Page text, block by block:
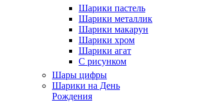
Шарики пастель
Шарики металлик
Шарики макарун
Шарики хром
Шарики агат
С рисунком
Шары цифры
Шарики на День
Рождения